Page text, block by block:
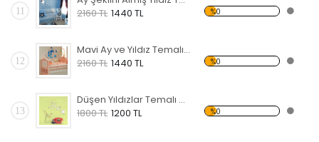
11
2160 TL 1440 TL %0
12
Mavi Ay ve Yıldız Temalı Dekoratif Kırılmaz Ayna
2160 TL 1440 TL %0
13
Düşen Yıldızlar Temalı Dekoratif Kırılmaz Ayna
1800 TL 1200 TL %0